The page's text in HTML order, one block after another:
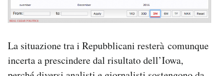
La situazione tra i Repubblicani resterà comunque
incerta a prescindere dal risultato dell’Iowa,